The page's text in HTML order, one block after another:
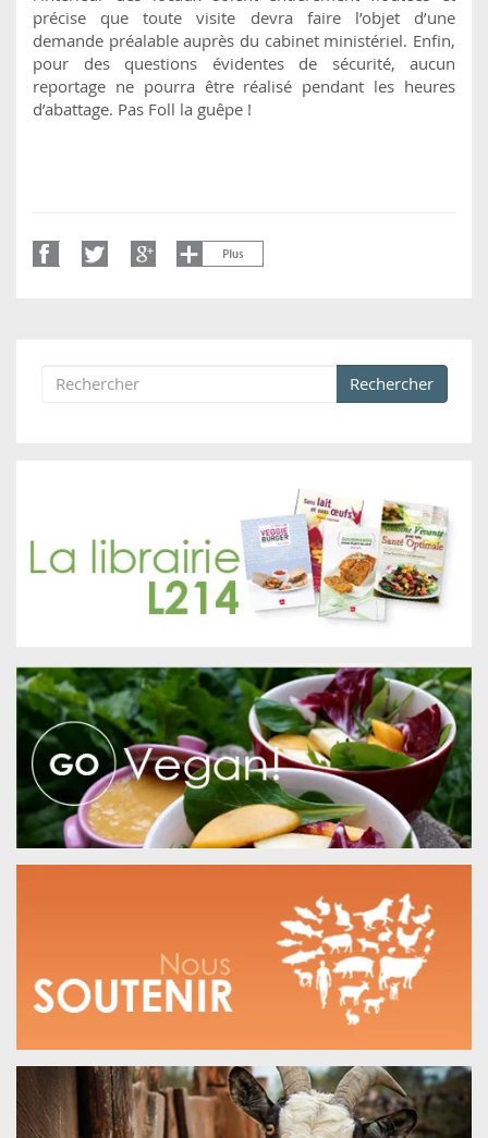
précise que toute visite devra faire l’objet d’une
demande préalable auprès du cabinet ministériel. Enfin,
pour des questions évidentes de sécurité, aucun
reportage ne pourra être réalisé pendant les heures
d’abattage. Pas Foll la guêpe !
Formulaire de recherche
Rechercher